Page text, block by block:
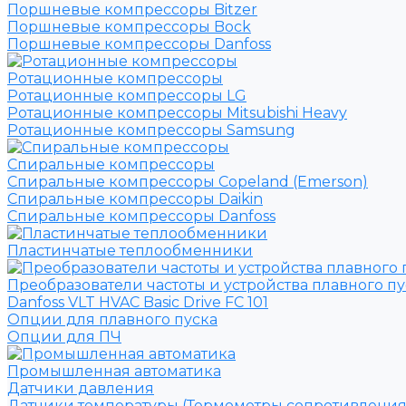
Поршневые компрессоры Bitzer
Поршневые компрессоры Bock
Поршневые компрессоры Danfoss
Ротационные компрессоры
Ротационные компрессоры LG
Ротационные компрессоры Mitsubishi Heavy
Ротационные компрессоры Samsung
Спиральные компрессоры
Спиральные компрессоры Copeland (Emerson)
Спиральные компрессоры Daikin
Спиральные компрессоры Danfoss
Пластинчатые теплообменники
Преобразователи частоты и устройства плавного
Danfoss VLT HVAC Basic Drive FC 101
Опции для плавного пуска
Опции для ПЧ
Промышленная автоматика
Датчики давления